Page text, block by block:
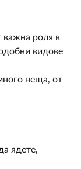
важна роля в
видове
неща, от
ядете,